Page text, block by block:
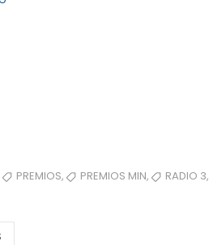
PREMIOS, PREMIOS MIN, RADIO 3,